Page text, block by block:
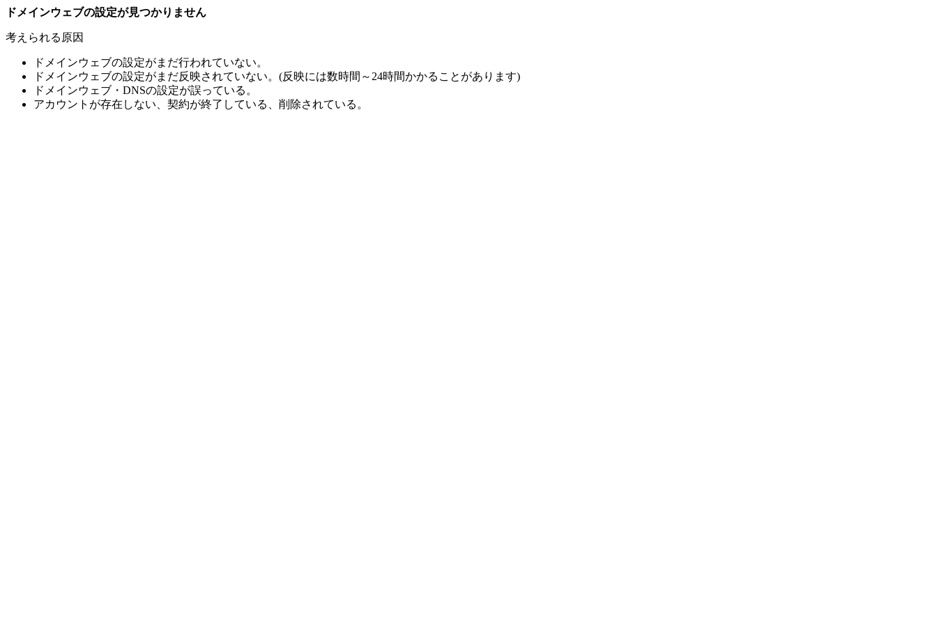
ドメインウェブの設定が見つかりません
考えられる原因
ドメインウェブの設定がまだ行われていない。
ドメインウェブの設定がまだ反映されていない。(反映には数時間～24時間かかることがあります)
ドメインウェブ・DNSの設定が誤っている。
アカウントが存在しない、契約が終了している、削除されている。